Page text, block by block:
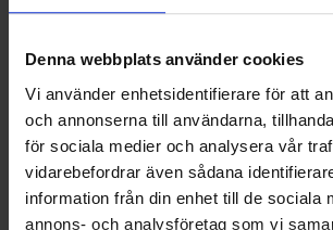
Denna webbplats använder cookies
Vi använder enhetsidentifierare för att
och annonserna till användarna,
för sociala medier och analysera vår
vidarebefordrar även sådana
information från din enhet till de sociala
annons- och analysföretag som vi
4061 2614